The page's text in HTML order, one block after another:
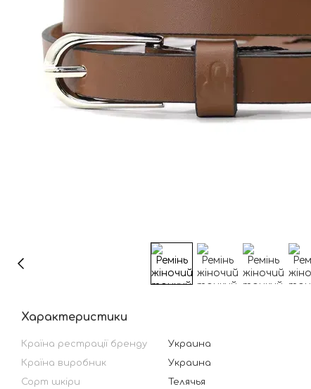
Характеристики
Країна рестрації бренду
Украина
Країна виробник
Украина
Сорт шкіри
Телячья